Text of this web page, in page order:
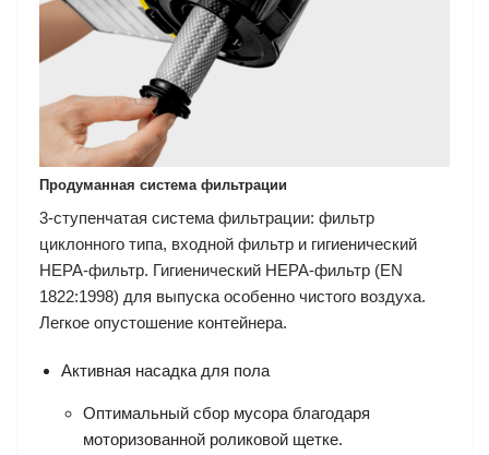
Продуманная система фильтрации
3-ступенчатая система фильтрации: фильтр
циклонного типа, входной фильтр и гигиенический
HEPA-фильтр. Гигиенический HEPA-фильтр (EN
1822:1998) для выпуска особенно чистого воздуха.
Легкое опустошение контейнера.
Активная насадка для пола
Оптимальный сбор мусора благодаря
моторизованной роликовой щетке.